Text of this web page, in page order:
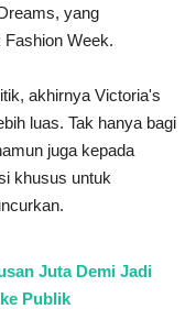
yang
Fashion Week.
akhirnya Victoria's
luas. Tak hanya bagi
juga kepada
khusus untuk
Juta Demi Jadi
Publik